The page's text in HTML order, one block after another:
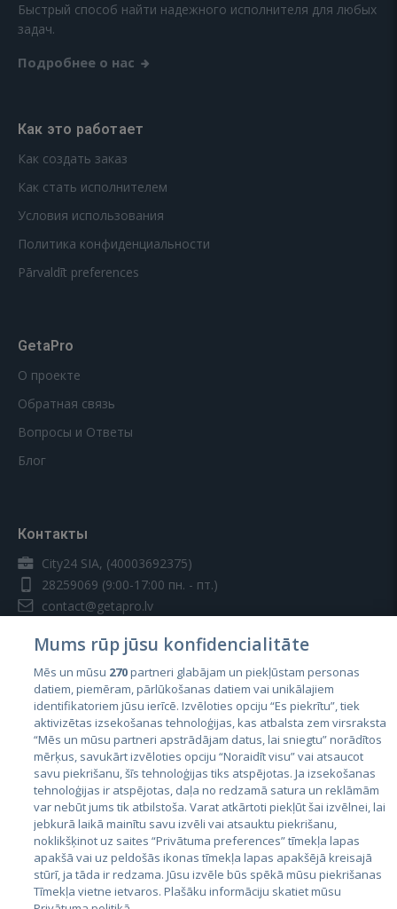
Быстрый способ найти надежного исполнителя для любых
задач.
Подробнее о нас
Как это работает
Как создать заказ
Как стать исполнителем
Условия использования
Политика конфиденциальности
Pārvaldīt preferences
GetaPro
О проекте
Обратная связь
Вопросы и Ответы
Блог
Контакты
City24 SIA, (40003692375)
28259069 (9:00-17:00 пн. - пт.)
contact@getapro.lv
Страны
Эстония
Латвия
Литва
Mums rūp jūsu konfidencialitāte
Mēs un mūsu 270partneri glabājam un piekļūstam personas
datiem, piemēram, pārlūkošanas datiem vai unikālajiem
identifikatoriem jūsu ierīcē. Izvēloties opciju “Es piekrītu”, tiek
aktivizētas izsekošanas tehnoloģijas, kas atbalsta zem virsraksta
“Mēs un mūsu partneri apstrādājam datus, lai sniegtu” norādītos
mērķus, savukārt izvēloties opciju “Noraidīt visu” vai atsaucot
savu piekrišanu, šīs tehnoloģijas tiks atspējotas. Ja izsekošanas
tehnoloģijas ir atspējotas, daļa no redzamā satura un reklāmām
var nebūt jums tik atbilstoša. Varat atkārtoti piekļūt šai izvēlnei, lai
jebkurā laikā mainītu savu izvēli vai atsauktu piekrišanu,
noklikšķinot uz saites “Privātuma preferences” tīmekļa lapas
apakšā vai uz peldošās ikonas tīmekļa lapas apakšējā kreisajā
stūrī, ja tāda ir redzama. Jūsu izvēle būs spēkā mūsu piekrišanas
Tīmekļa vietne ietvaros. Plašāku informāciju skatiet mūsu